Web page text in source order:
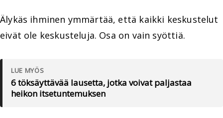
Älykäs ihminen ymmärtää, että kaikki keskustelut
eivät ole keskusteluja. Osa on vain syöttiä.
LUE MYÖS
6 töksäyttävää lausetta, jotka voivat paljastaa
heikon itsetuntemuksen